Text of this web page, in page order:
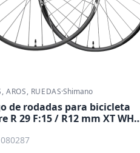
AROS, RUEDAS·Shimano
de rodadas para bicicleta
R 29 F:15 / R12 mm XT WH -